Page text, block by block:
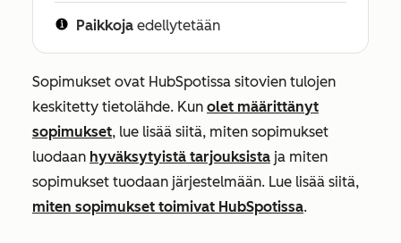
Paikkoja edellytetään
Sopimukset ovat HubSpotissa sitovien tulojen
keskitetty tietolähde. Kun olet määrittänyt
sopimukset, lue lisää siitä, miten sopimukset
luodaan hyväksytyistä tarjouksista ja miten
sopimukset tuodaan järjestelmään. Lue lisää siitä,
miten sopimukset toimivat HubSpotissa.